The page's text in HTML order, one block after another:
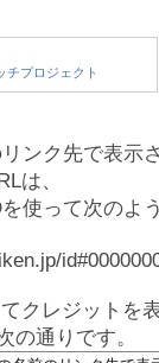
ンク先で表示
は、
使って次のよ
クレジットを
の通りです。